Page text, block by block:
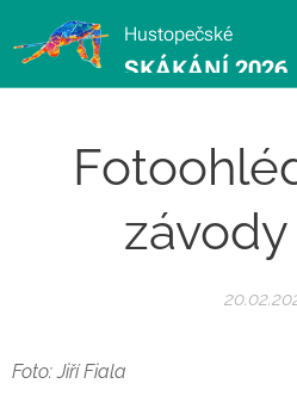
Hustopečské
SKÁKÁNÍ 2026
Foto: Jiří Fiala